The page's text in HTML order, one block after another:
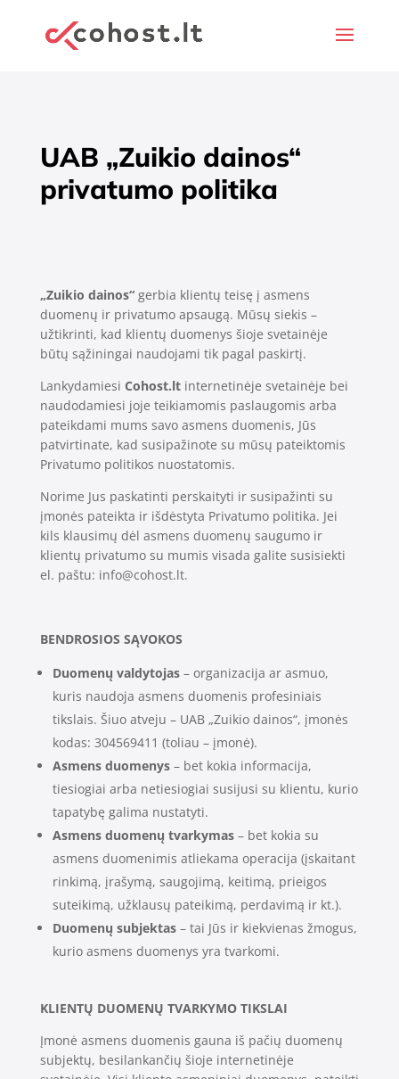
UAB „Zuikio dainos“
privatumo politika
„Zuikio dainos“ gerbia klientų teisę į asmens
duomenų ir privatumo apsaugą. Mūsų siekis –
užtikrinti, kad klientų duomenys šioje svetainėje
būtų sąžiningai naudojami tik pagal paskirtį.
Lankydamiesi Cohost.lt internetinėje svetainėje bei
naudodamiesi joje teikiamomis paslaugomis arba
pateikdami mums savo asmens duomenis, Jūs
patvirtinate, kad susipažinote su mūsų pateiktomis
Privatumo politikos nuostatomis.
Norime Jus paskatinti perskaityti ir susipažinti su
įmonės pateikta ir išdėstyta Privatumo politika. Jei
kils klausimų dėl asmens duomenų saugumo ir
klientų privatumo su mumis visada galite susisiekti
el. paštu: info@cohost.lt.
BENDROSIOS SĄVOKOS
Duomenų valdytojas – organizacija ar asmuo,
kuris naudoja asmens duomenis profesiniais
tikslais. Šiuo atveju – UAB „Zuikio dainos“, įmonės
kodas: 304569411 (toliau – įmonė).
Asmens duomenys – bet kokia informacija,
tiesiogiai arba netiesiogiai susijusi su klientu, kurio
tapatybę galima nustatyti.
Asmens duomenų tvarkymas – bet kokia su
asmens duomenimis atliekama operacija (įskaitant
rinkimą, įrašymą, saugojimą, keitimą, prieigos
suteikimą, užklausų pateikimą, perdavimą ir kt.).
Duomenų subjektas – tai Jūs ir kiekvienas žmogus,
kurio asmens duomenys yra tvarkomi.
KLIENTŲ DUOMENŲ TVARKYMO TIKSLAI
Įmonė asmens duomenis gauna iš pačių duomenų
subjektų, besilankančių šioje internetinėje